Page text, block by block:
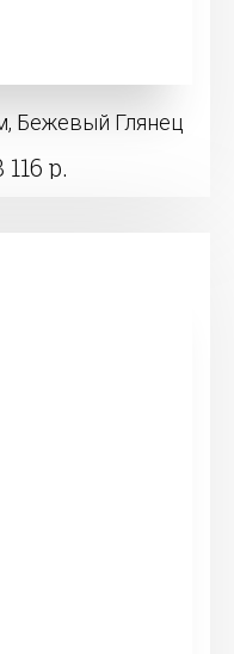
Бежевый Глянец
116 р.